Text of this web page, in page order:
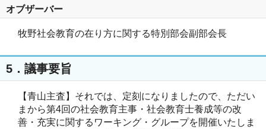
オブザーバー
牧野社会教育の在り方に関する特別部会副部会長
5．議事要旨
【青山主査】それでは、定刻になりましたので、ただい
まから第4回の社会教育主事・社会教育士養成等の改
善・充実に関するワーキング・グループを開催いたしま